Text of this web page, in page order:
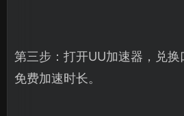
第三步：打开UU加速器，兑
免费加速时长。